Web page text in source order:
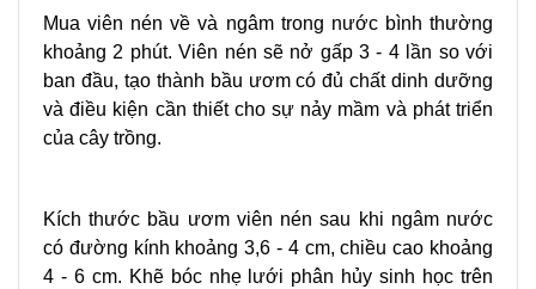
Mua viên nén về và ngâm trong nước bình thường
khoảng 2 phút.Viên nén sẽ nở gấp 3 - 4 lần so với
ban đầu, tạo thành bầu ươm có đủ chất dinh dưỡng
và điều kiện cần thiết cho sự nảy mầm và phát triển
của cây trồng.
Kích thước bầu ươm viên nén sau khi ngâm nước
có đường kính khoảng 3,6 - 4 cm, chiều cao khoảng
4 - 6 cm. Khẽ bóc nhẹ lưới phân hủy sinh học trên